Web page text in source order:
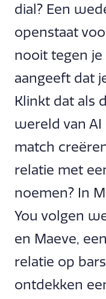
dial? Een
openstaat
nooit tegen je
aangeeft dat
Klinkt dat als
wereld van
match
relatie met
noemen? In
You volgen
en Maeve,
relatie op
ontdekken